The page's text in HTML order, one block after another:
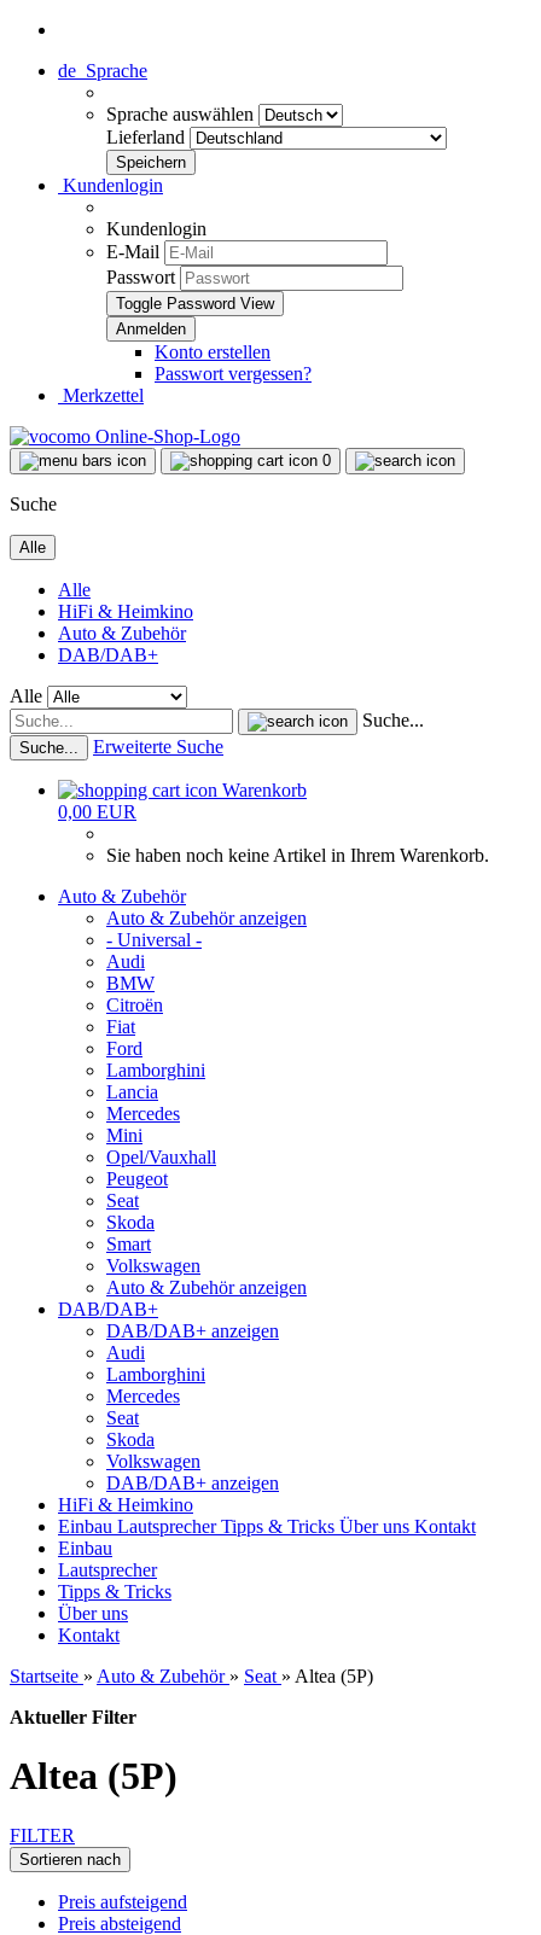
de Sprache
Sprache auswählen
Lieferland
Kundenlogin
Kundenlogin
E-Mail
Passwort
Toggle Password View
Konto erstellen
Passwort vergessen?
Merkzettel
0
Suche
Alle
Alle
HiFi & Heimkino
Auto & Zubehör
DAB/DAB+
Alle
Suche...
Suche... Erweiterte Suche
Warenkorb
0,00 EUR
Sie haben noch keine Artikel in Ihrem Warenkorb.
Auto & Zubehör
Auto & Zubehör anzeigen
- Universal -
Audi
BMW
Citroën
Fiat
Ford
Lamborghini
Lancia
Mercedes
Mini
Opel/Vauxhall
Peugeot
Seat
Skoda
Smart
Volkswagen
Auto & Zubehör anzeigen
DAB/DAB+
DAB/DAB+ anzeigen
Audi
Lamborghini
Mercedes
Seat
Skoda
Volkswagen
DAB/DAB+ anzeigen
HiFi & Heimkino
Einbau LautsprecherTipps & Tricks Über uns Kontakt
Einbau
Lautsprecher
Tipps & Tricks
Über uns
Kontakt
Startseite » Auto & Zubehör » Seat » Altea (5P)
Aktueller Filter
Altea (5P)
FILTER
Sortieren nach
Preis aufsteigend
Preis absteigend